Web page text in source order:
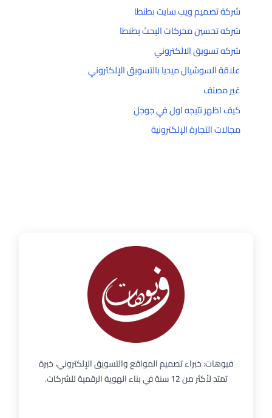
شركة تصميم ويب سايت بطنطا
شركه تحسين محركات البحث بطنطا
شركه تسويق الالكتروني
علاقة السوشيال ميديا بالتسويق الإلكتروني
غير مصنف
كيف اظهر نتيجه اول في جوجل
مجالات التجارة الإلكترونية
فيوهات: خبراء تصميم المواقع والتسويق الإلكتروني، خبرة
تمتد لأكثر من 12 سنة في بناء الهوية الرقمية للشركات.